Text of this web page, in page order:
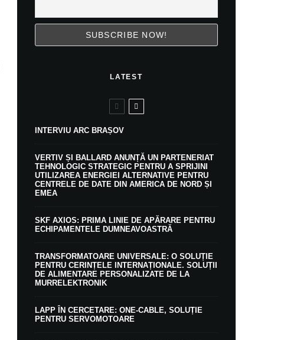
LATEST
INTERVIU ARC BRAȘOV
VERTIV ȘI BALLARD ANUNȚĂ UN PARTENERIAT
TEHNOLOGIC STRATEGIC PENTRU A SPRIJINI
UTILIZAREA ENERGIEI ALTERNATIVE PENTRU
CENTRELE DE DATE DIN AMERICA DE NORD ȘI
EMEA
SKF AXIOS: PRIMA LINIE DE APĂRARE PENTRU
ECHIPAMENTELE DUMNEAVOASTRĂ
TRANSFORMATOARE UNIVERSALE: O SOLUȚIE
PENTRU CERINȚELE INTERNAȚIONALE. SOLUȚII
DE ALIMENTARE PERSONALIZATE DE LA
MURRELEKTRONIK
LAPP ÎN CERCETARE: ONE-CABLE, SOLUȚIE
PENTRU SERVOMOTOARE